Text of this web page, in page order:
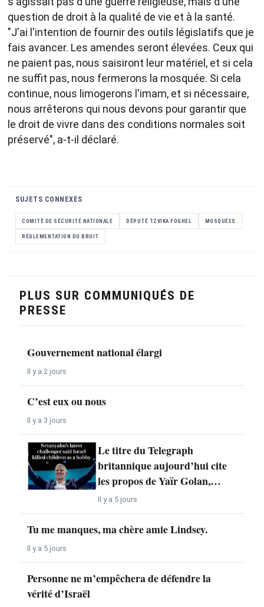
question de droit à la qualité de vie et à la santé.
"J'ai l'intention de fournir des outils législatifs que je
fais avancer. Les amendes seront élevées. Ceux qui
ne paient pas, nous saisiront leur matériel, et si cela
ne suffit pas, nous fermerons la mosquée. Si cela
continue, nous limogerons l'imam, et si nécessaire,
nous arrêterons qui nous devons pour garantir que
le droit de vivre dans des conditions normales soit
préservé", a-t-il déclaré.
SUJETS CONNEXES
COMITÉ DE SÉCURITÉ NATIONALE DÉPUTÉ TZVIKA FOGHEL MOSQUÉES
RÉGLEMENTATION DU BRUIT
PLUS SUR COMMUNIQUÉS DE
PRESSE
Gouvernement national élargi
Il y a 2 jours
C’est eux ou nous
Il y a 3 jours
Le titre du Telegraph
britannique aujourd’hui cite
les propos de Yaïr Golan,…
Il y a 5 jours
Tu me manques, ma chère amie Lindsey.
Il y a 5 jours
Personne ne m’empêchera de défendre la
vérité d’Israël